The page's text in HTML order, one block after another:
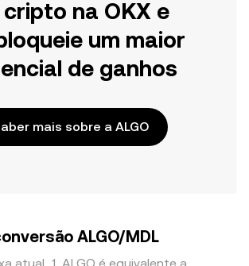
cripto na OKX e
um maior
de ganhos
mais sobre a ALGO
ALGO/MDL